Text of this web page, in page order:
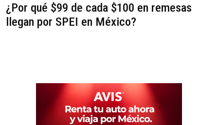
¿Por qué $99 de cada $100 en remesas
llegan por SPEI en México?